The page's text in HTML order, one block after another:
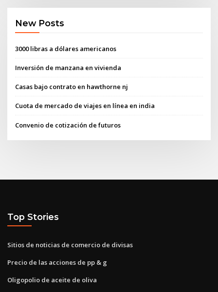
New Posts
3000 libras a dólares americanos
Inversión de manzana en vivienda
Casas bajo contrato en hawthorne nj
Cuota de mercado de viajes en línea en india
Convenio de cotización de futuros
Top Stories
Sitios de noticias de comercio de divisas
Precio de las acciones de pp & g
Oligopolio de aceite de oliva